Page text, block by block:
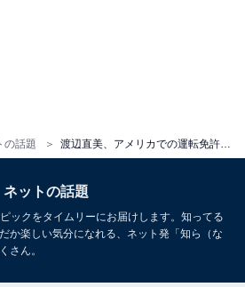
の話題
ネットの話題
ックをタイムリーにお届けします。知ってる
か楽しい気分になれる、ネット発「知ら（な
さん。